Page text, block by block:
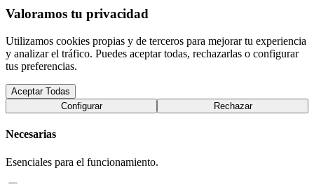
Valoramos tu privacidad
Utilizamos cookies propias y de terceros para mejorar tu experiencia
y analizar el tráfico. Puedes aceptar todas, rechazarlas o configurar
tus preferencias.
Aceptar Todas
Configurar
Rechazar
Necesarias
Esenciales para el funcionamiento.